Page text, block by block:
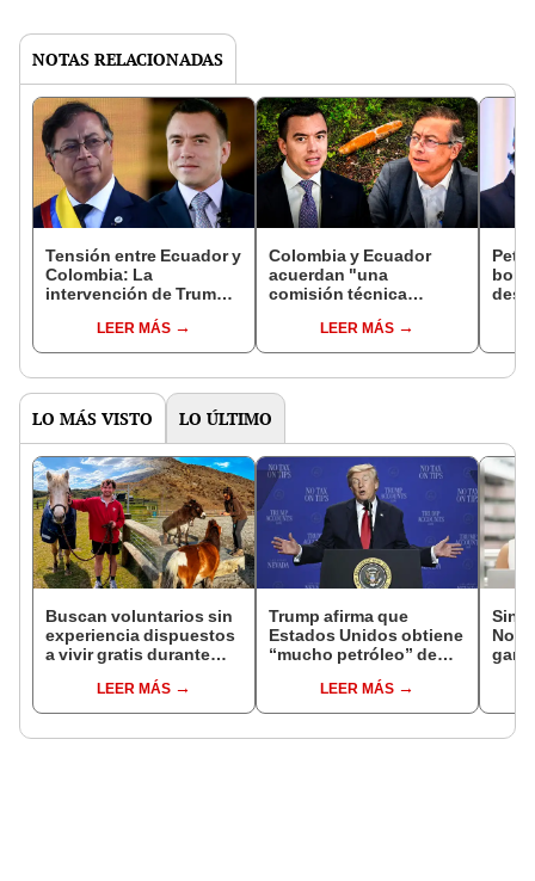
NOTAS RELACIONADAS
Tensión entre Ecuador y
Colombia: La
intervención de Trump
de EE. UU. en América
Latina”, según analista
LEER MÁS
Colombia y Ecuador
acuerdan "una
comisión técnica
investigar la bomba
encontrada en la
LEER MÁS
pero
LO MÁS VISTO LO ÚLTIMO
Buscan voluntarios sin
experiencia dispuestos
a vivir gratis durante
cuidar caballos, burros
y otros animales
LEER MÁS
Trump afirma que
Estados Unidos obtiene
“mucho petróleo” de
de Nicolás Maduro
LEER MÁS